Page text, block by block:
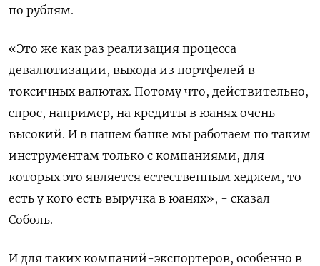
по рублям.
«Это же как раз реализация процесса
девалютизации, выхода из портфелей в
токсичных валютах. Потому что, действительно,
спрос, например, на кредиты в юанях очень
высокий. И в нашем банке мы работаем по таким
инструментам только с компаниями, для
которых это является естественным хеджем, то
есть у кого есть выручка в юанях», - сказал
Соболь.
И для таких компаний-экспортеров, особенно в